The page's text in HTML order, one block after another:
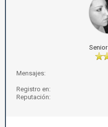
Mensajes:
Registro en:
Reputación: